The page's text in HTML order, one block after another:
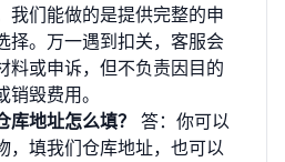
我们能做的是提供完整的申
择。万一遇到扣关，客服会
料或申诉，但不负责因目的
毁费用。
地址怎么填？
答：你可以
，填我们仓库地址，也可以